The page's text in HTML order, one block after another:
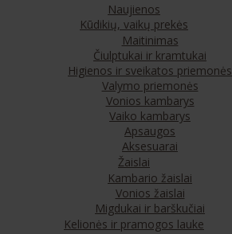
Naujienos
Kūdikių, vaikų prekės
Maitinimas
Čiulptukai ir kramtukai
Higienos ir sveikatos priemonės
Valymo priemonės
Vonios kambarys
Vaiko kambarys
Apsaugos
Aksesuarai
Žaislai
Kambario žaislai
Vonios žaislai
Migdukai ir barškučiai
Kelionės ir pramogos lauke